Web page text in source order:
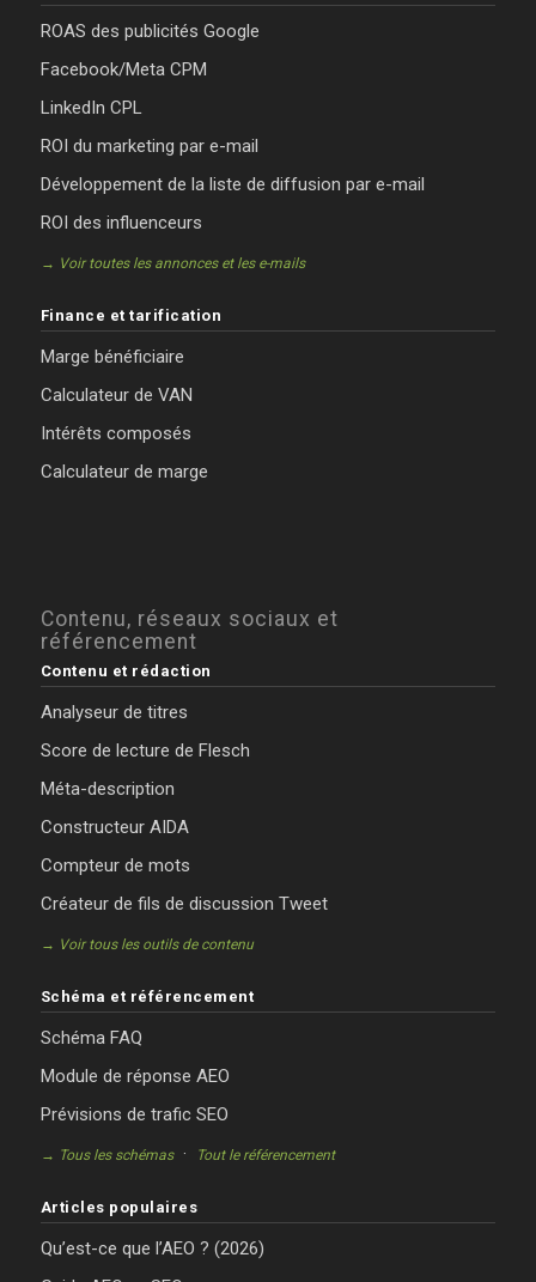
ROAS des publicités Google
Facebook/Meta CPM
LinkedIn CPL
ROI du marketing par e-mail
Développement de la liste de diffusion par e-mail
ROI des influenceurs
→ Voir toutes les annonces et les e-mails
Finance et tarification
Marge bénéficiaire
Calculateur de VAN
Intérêts composés
Calculateur de marge
Contenu, réseaux sociaux et
référencement
Contenu et rédaction
Analyseur de titres
Score de lecture de Flesch
Méta-description
Constructeur AIDA
Compteur de mots
Créateur de fils de discussion Tweet
→ Voir tous les outils de contenu
Schéma et référencement
Schéma FAQ
Module de réponse AEO
Prévisions de trafic SEO
→ Tous les schémas· Tout le référencement
Articles populaires
Qu’est-ce que l’AEO ? (2026)